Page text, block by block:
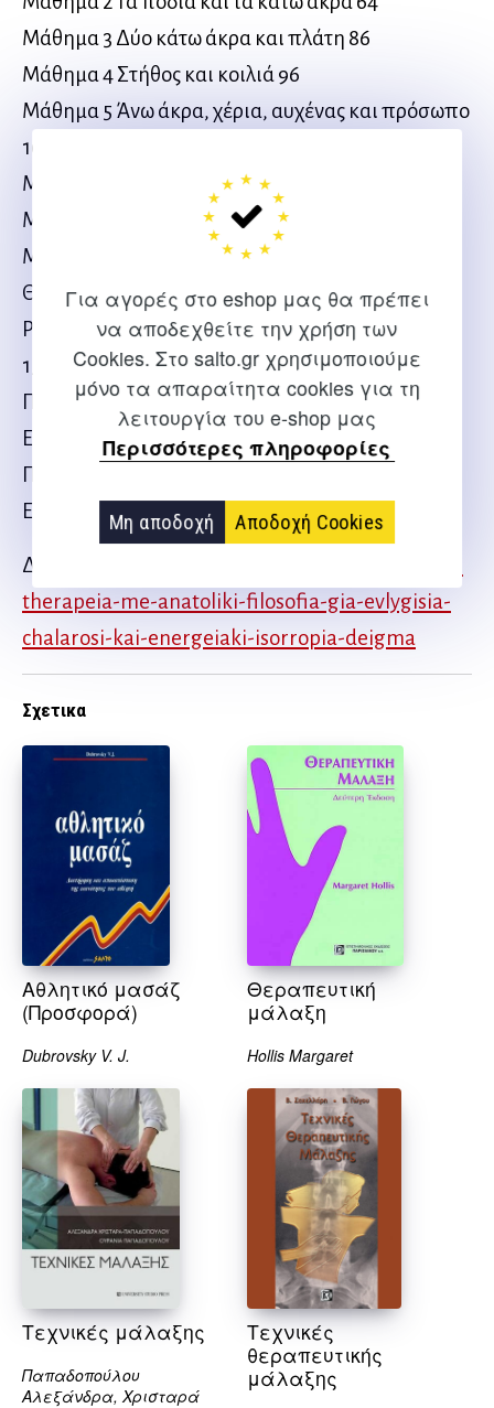
Για αγορές στο eshop μας θα πρέπει
να αποδεχθείτε την χρήση των
Cookies. Στο salto.gr χρησιμοποιούμε
μόνο τα απαραίτητα cookies για τη
λειτουργία του e-shop μας
Περισσότερες πληροφορίες
Μη αποδοχή Αποδοχή Cookies
Μάθημα 3 Δύο κάτω άκρα και πλάτη 86
Μάθημα 4 Στήθος και κοιλιά 96
Μάθημα 5 Άνω άκρα, χέρια, αυχένας και πρόσωπο
100
Μάθημα 6 Πλάγια κατάκλιση 108
Μάθημα 7 Πρηνής – ξαπλωμένος μπρούμυτα 122
Μάθημα 8 Η καθιστή θέση 136
Θεραπείες στα μέτρα σας 146
Ρουτίνα μάλαξης για διευκόλυνση χρόνιου πόνου
150
Πρόγραμμα για αρχάριους 154
Ευρετήριο 158
Πηγές 160
Ευχαριστίες 160
Δείτε δείγμα του βιβλίου
therapeia-me-anatoliki-filosofia-gia-evlygisia-
chalarosi-kai-energeiaki-isorropia-deigma
Σχετικα
Αθλητικό μασάζ
(Προσφορά)
Dubrovsky V. J.
Θεραπευτική
μάλαξη
Hollis Margaret
Τεχνικές μάλαξης
Παπαδοπούλου
Αλεξάνδρα, Χρισταρά
Τεχνικές
θεραπευτικής
μάλαξης